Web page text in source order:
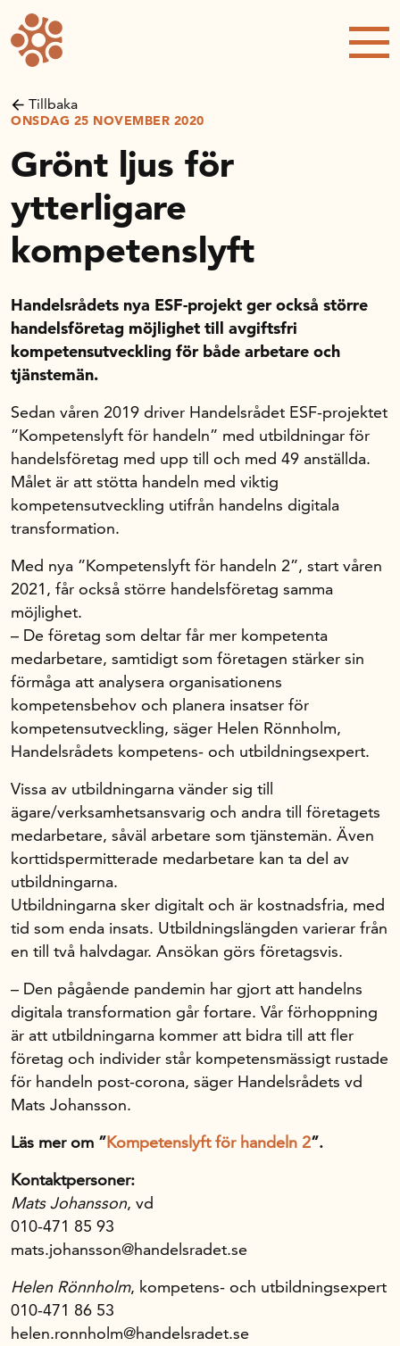
Forskning och utveckling
Kompetens och omställning
Kalender
Handelsrådet Play
Om oss
Handelsfakta.se
In English
Tillbaka
ONSDAG 25 NOVEMBER 2020
Grönt ljus för
ytterligare
kompetenslyft
Handelsrådets nya ESF-projekt ger också större
handelsföretag möjlighet till avgiftsfri
kompetensutveckling för både arbetare och
tjänstemän.
Sedan våren 2019 driver Handelsrådet ESF-projektet
”Kompetenslyft för handeln” med utbildningar för
handelsföretag med upp till och med 49 anställda.
Målet är att stötta handeln med viktig
kompetensutveckling utifrån handelns digitala
transformation.
Med nya ”Kompetenslyft för handeln 2”, start våren
2021, får också större handelsföretag samma
möjlighet.
– De företag som deltar får mer kompetenta
medarbetare, samtidigt som företagen stärker sin
förmåga att analysera organisationens
kompetensbehov och planera insatser för
kompetensutveckling, säger Helen Rönnholm,
Handelsrådets kompetens- och utbildningsexpert.
Vissa av utbildningarna vänder sig till
ägare/verksamhetsansvarig och andra till företagets
medarbetare, såväl arbetare som tjänstemän. Även
korttidspermitterade medarbetare kan ta del av
utbildningarna.
Utbildningarna sker digitalt och är kostnadsfria, med
tid som enda insats. Utbildningslängden varierar från
en till två halvdagar. Ansökan görs företagsvis.
– Den pågående pandemin har gjort att handelns
digitala transformation går fortare. Vår förhoppning
är att utbildningarna kommer att bidra till att fler
företag och individer står kompetensmässigt rustade
för handeln post-corona, säger Handelsrådets vd
Mats Johansson.
Läs mer om ”Kompetenslyft för handeln 2”.
Kontaktpersoner:
Mats Johansson, vd
010-471 85 93
mats.johansson@handelsradet.se
Helen Rönnholm, kompetens- och utbildningsexpert
010-471 86 53
helen.ronnholm@handelsradet.se